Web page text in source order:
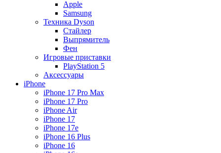
Apple
Samsung
Техника Dyson
Стайлер
Выпрямитель
Фен
Игровые приставки
PlayStation 5
Аксессуары
iPhone
iPhone 17 Pro Max
iPhone 17 Pro
iPhone Air
iPhone 17
iPhone 17e
iPhone 16 Plus
iPhone 16